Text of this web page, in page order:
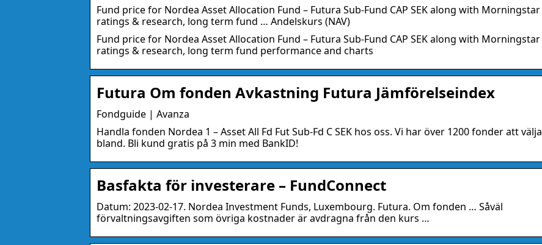
Fund price for Nordea Asset Allocation Fund – Futura Sub-Fund CAP SEK along with Morningstar
ratings & research, long term fund … Andelskurs (NAV)
Fund price for Nordea Asset Allocation Fund – Futura Sub-Fund CAP SEK along with Morningstar
ratings & research, long term fund performance and charts
Futura Om fonden Avkastning Futura Jämförelseindex
Fondguide | Avanza
Handla fonden Nordea 1 – Asset All Fd Fut Sub-Fd C SEK hos oss. Vi har över 1200 fonder att välja
bland. Bli kund gratis på 3 min med BankID!
Basfakta för investerare – FundConnect
Datum: 2023-02-17. Nordea Investment Funds, Luxembourg. Futura. Om fonden … Såväl
förvaltningsavgiften som övriga kostnader är avdragna från den kurs …